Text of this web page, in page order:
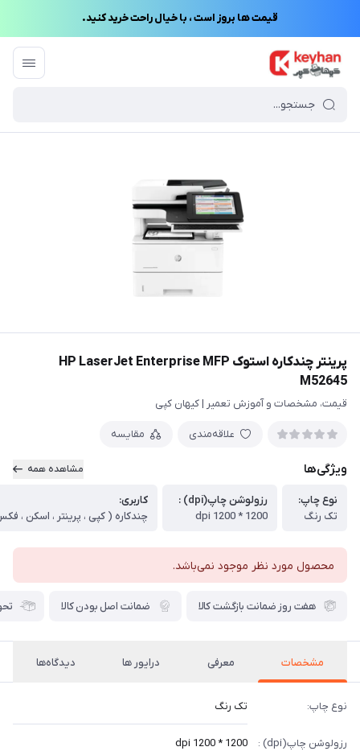
قیمت ها بروز است ، با خیال راحت خرید کنید.
کیهان کپی فهرست محصولات
پرینتر چندکاره استوک HP LaserJet Enterprise MFP
M52645
قیمت، مشخصات و آموزش تعمیر | کیهان کپی
علاقه‌مندی مقایسه
ویژگی‌ها مشاهده همه
نوع چاپ:
تک رنگ
رزولوشن چاپ(dpi) :
1200 * 1200 dpi
کاربری:
چندکاره ( کپی ، پرینتر ، اسکن ،
محصول مورد نظر موجود نمی‌باشد.
هفت روز ضمانت بازگشت کالا ضمانت اصل بودن کالا
مشخصات معرفی درایور ها دیدگاه‌ها
نوع چاپ: تک رنگ
رزولوشن چاپ(dpi) : 1200 * 1200 dpi